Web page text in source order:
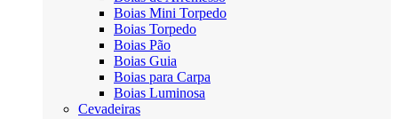
Boias Mini Torpedo
Boias Torpedo
Boias Pão
Boias Guia
Boias para Carpa
Boias Luminosa
Cevadeiras